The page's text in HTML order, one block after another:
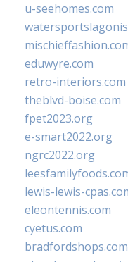
u-seehomes.com
eduwyre.com
retro-interiors.com
theblvd-boise.com
fpet2023.org
e-smart2022.org
ngrc2022.org
lewis-lewis-
eleontennis.com
cyetus.com
bradfordshops.com